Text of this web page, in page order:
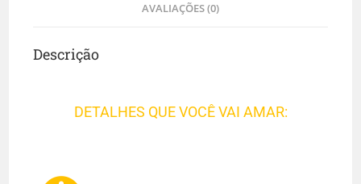
AVALIAÇÕES (0)
Descrição
DETALHES QUE VOCÊ VAI AMAR: